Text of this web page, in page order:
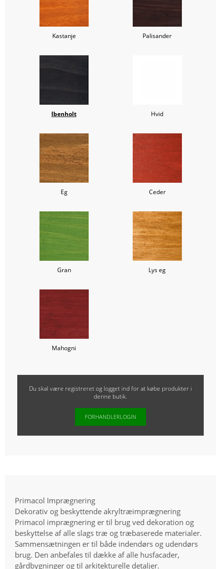
Kastanje Palisander
Ibenholt Hvid
Eg Ceder
Gran Lys eg
Mahogni
Du skal være registreret og logget ind for at købe produkter i
denne butik.
FORHANDLERLOGIN
Primacol Imprægnering
Dekorativ og beskyttende akryltræimprægnering
Primacol imprægnering er til brug ved dekoration og
beskyttelse af alle slags træ og træbaserede materialer.
Sammensætningen er til både indendørs og udendørs
brug. Den anbefales til dække af alle husfacader,
gårdbygninger og til arkitekturelle detaljer.